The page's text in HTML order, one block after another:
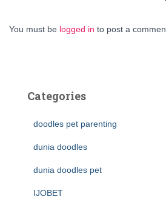
You must be logged in to post a
Categories
doodles pet parenting
dunia doodles
dunia doodles pet
IJOBET